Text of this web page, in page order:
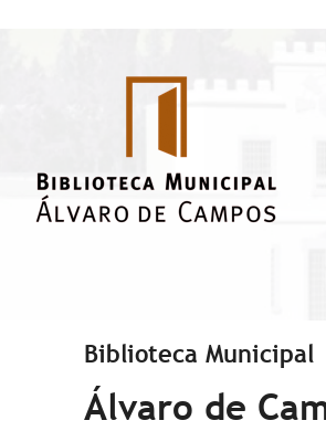
Biblioteca Municipal
Álvaro de